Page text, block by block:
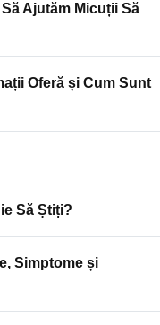
Ajutăm Micuții Să
Oferă și Cum Sunt
Să Știți?
Simptome și